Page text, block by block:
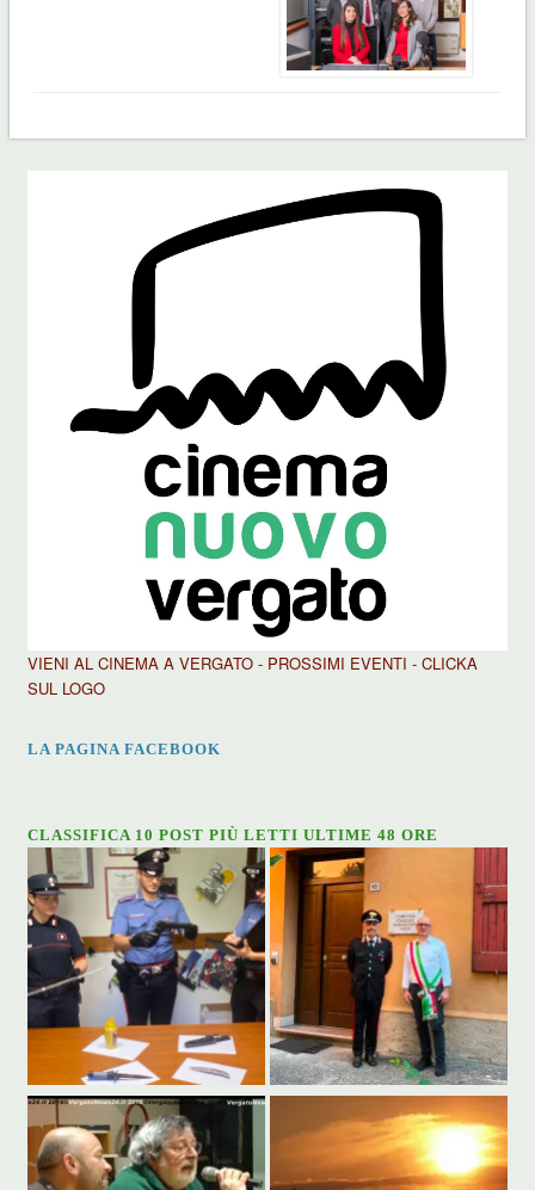
VIENI AL CINEMA A VERGATO - PROSSIMI EVENTI - CLICKA
SUL LOGO
LA PAGINA FACEBOOK
CLASSIFICA 10 POST PIÙ LETTI ULTIME 48 ORE